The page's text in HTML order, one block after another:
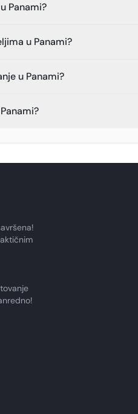
Panami?
u Panami?
u Panami?